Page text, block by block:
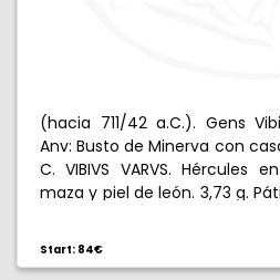
(hacia 711/42 a.C.). Gens
Anv: Busto de Minerva con
C. VIBIVS VARVS. Hércules
maza y piel de león. 3,73 g.
Start: 84€